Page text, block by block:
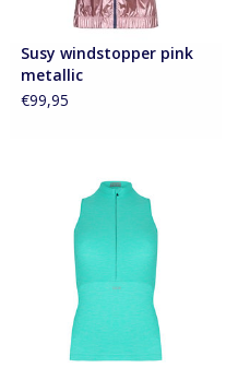
Susy windstopper pink
metallic
€99,95